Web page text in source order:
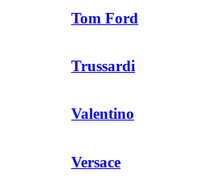
Tom Ford
Trussardi
Valentino
Versace